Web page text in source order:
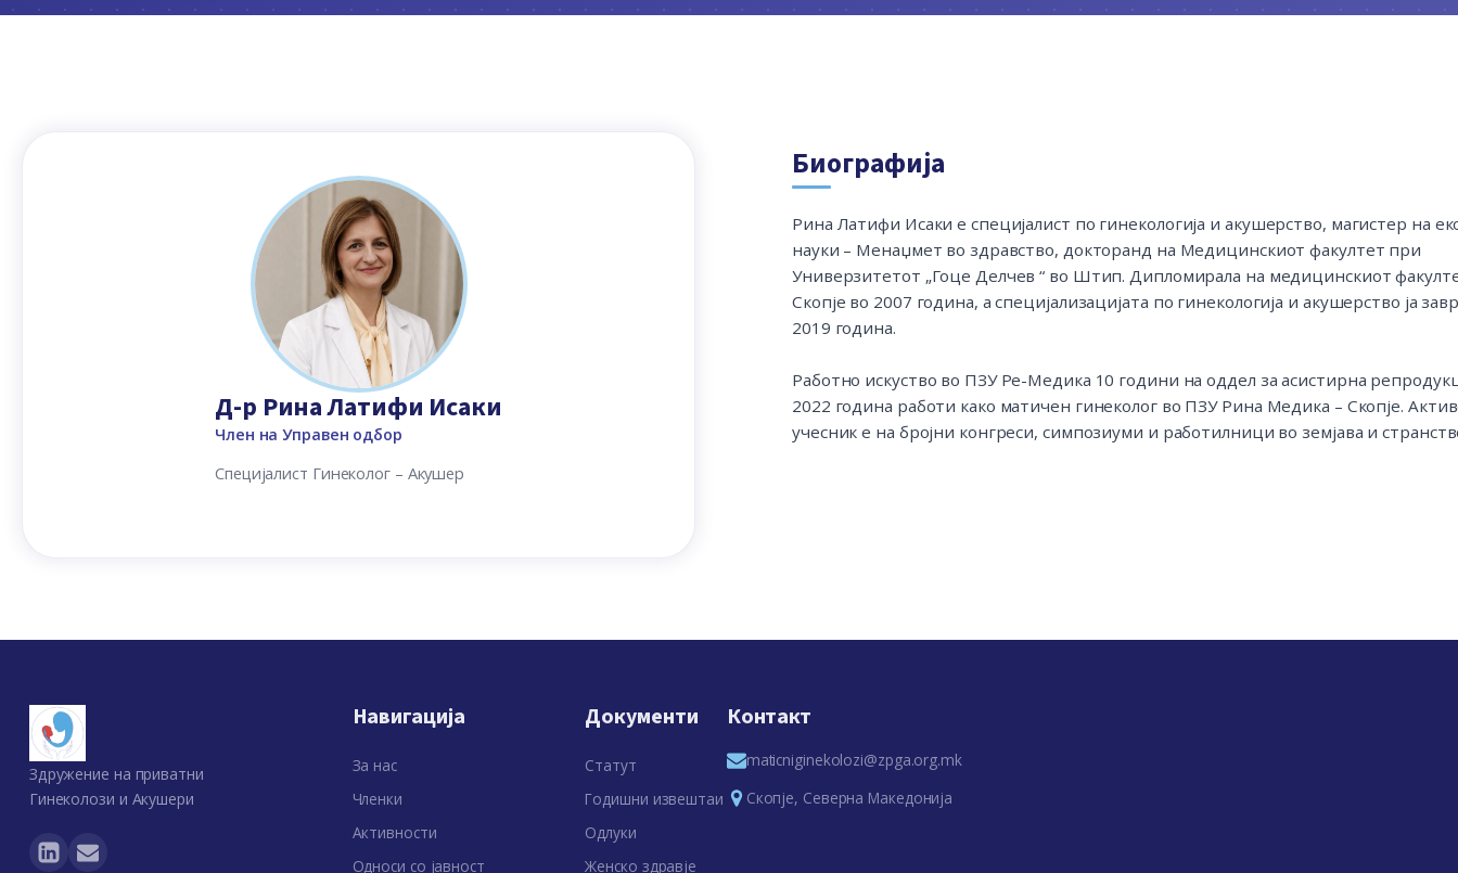
Д-р Рина Латифи Исаки
Член на Управен одбор
Специјалист Гинеколог – Акушер
Биографија
Рина Латифи Исаки е специјалист по гинекологија и акушерство, магистер на
науки – Менаџмет во здравство, докторанд на Медицинскиот факултет при
Универзитетот „Гоце Делчев “ во Штип. Дипломирала на медицинскиот
Скопје во 2007 година, а специјализацијата по гинекологија и акушерство ја
2019 година.
Работно искуство во ПЗУ Ре-Медика 10 години на оддел за асистирна
2022 година работи како матичен гинеколог во ПЗУ Рина Медика – Скопје.
учесник e на бројни конгреси, симпозиуми и работилници во земјава и
Здружение на приватни
Гинеколози и Акушери
Навигација
За нас
Членки
Активности
Односи со јавност
Документи
Статут
Годишни извештаи
Одлуки
Женско здравје
Контакт
maticniginekolozi@zpga.org.mk
Скопје, Северна Македонија